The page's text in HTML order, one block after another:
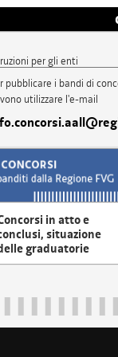
per gli enti
pubblicare i bandi di
utilizzare l'e-mail
in atto e
situazione
graduatorie